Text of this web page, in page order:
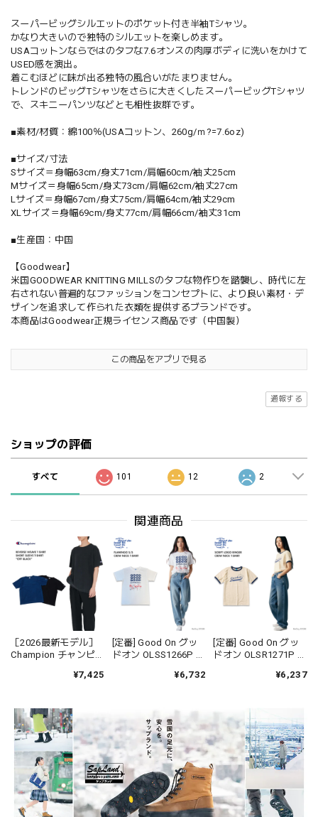
スーパービッグシルエットのポケット付き半袖Tシャツ。
かなり大きいので独特のシルエットを楽しめます。
USAコットンならではのタフな7.6オンスの肉厚ボディに洗いをかけて
USED感を演出。
着こむほどに味が出る独特の風合いがたまりません。
トレンドのビッグTシャツをさらに大きくしたスーパービッグTシャツ
で、スキニーパンツなどとも相性抜群です。
■素材/材質：綿100％(USAコットン、260g/ｍ?=7.6oz)
■サイズ/寸法
Sサイズ＝身幅63cm/身丈71cm/肩幅60cm/袖丈25cm
Mサイズ＝身幅65cm/身丈73cm/肩幅62cm/袖丈27cm
Lサイズ＝身幅67cm/身丈75cm/肩幅64cm/袖丈29cm
XLサイズ＝身幅69cm/身丈77cm/肩幅66cm/袖丈31cm
■生産国：中国
【Goodwear】
米国GOODWEAR KNITTING MILLSのタフな物作りを踏襲し、時代に左
右されない普遍的なファッションをコンセプトに、より良い素材・デ
ザインを追求して作られた衣類を提供するブランドです。
本商品はGoodwear正規ライセンス商品です（中国製）
この商品をアプリで見る
通報する
ショップの評価
すべて 101 12 2
関連商品
［2026最新モデル］
Champion チャンピオ
ウィーブ ショートス
¥7,425
[定番] Good On グッ
ドオン OLSS1266P フ
S/S Tシャツ 半袖
ックス 日本製
¥6,732
[定番] Good On グッ
ドオン OLSR1271P ス
ー Tシャツ RINGER 半
セックス 日本製
¥6,237